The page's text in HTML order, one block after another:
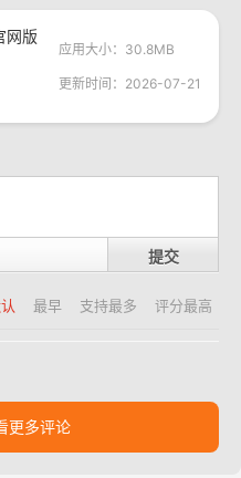
网版
应用大小：30.8MB
更新时间：2026-07-21
提交
最早 支持最多 评分最高
更多评论